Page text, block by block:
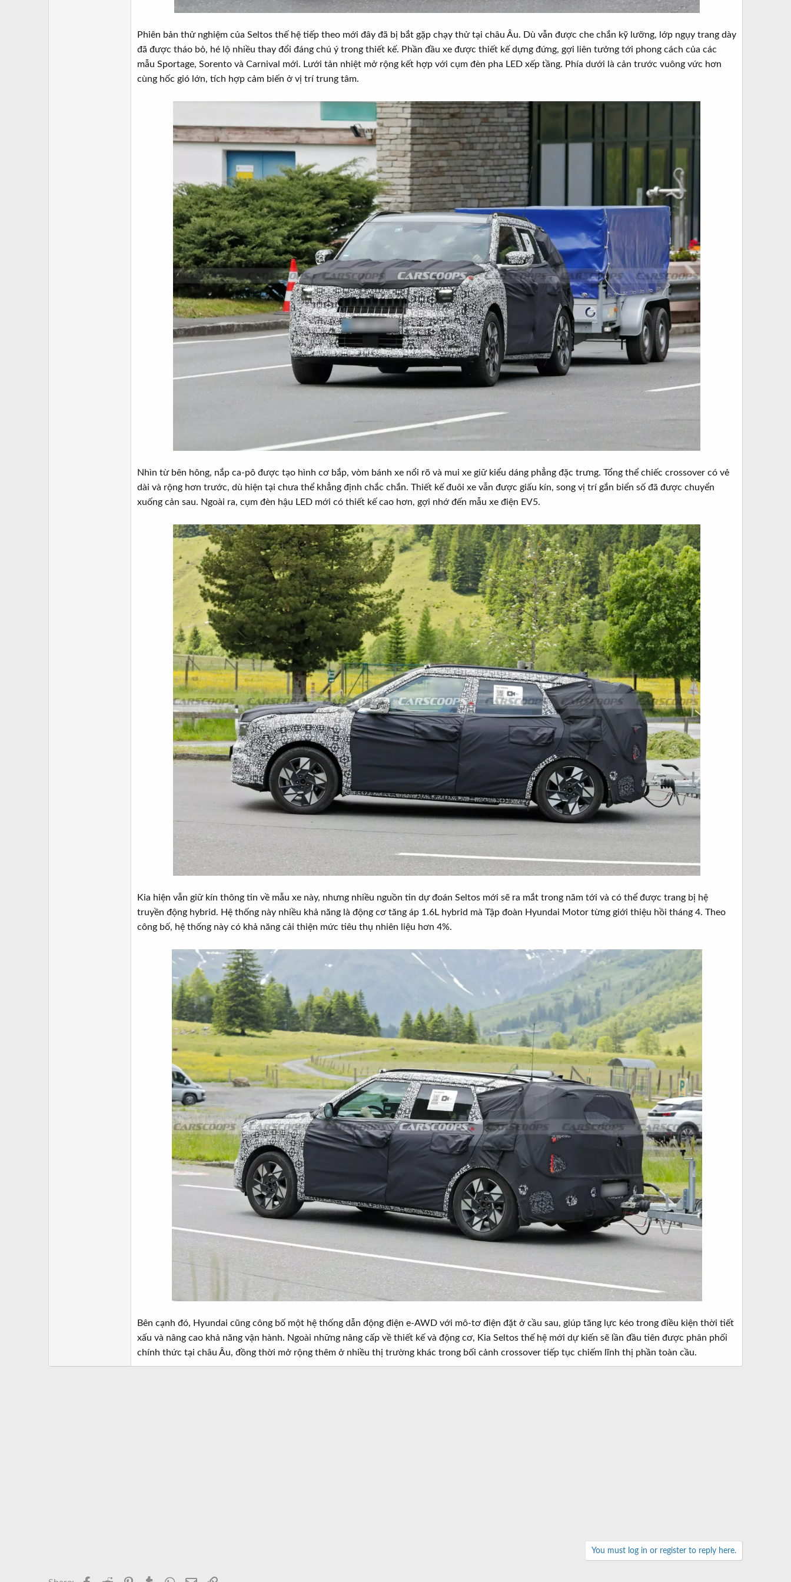
Phiên bản thử nghiệm của Seltos thế hệ tiếp theo mới đây đã bị bắt gặp chạy thử tại châu Âu. Dù vẫn được che chắn kỹ lưỡng, lớp ngụy trang dày
đã được tháo bỏ, hé lộ nhiều thay đổi đáng chú ý trong thiết kế. Phần đầu xe được thiết kế dựng đứng, gợi liên tưởng tới phong cách của các
mẫu Sportage, Sorento và Carnival mới. Lưới tản nhiệt mở rộng kết hợp với cụm đèn pha LED xếp tầng. Phía dưới là cản trước vuông vức hơn
cùng hốc gió lớn, tích hợp cảm biến ở vị trí trung tâm.
Nhìn từ bên hông, nắp ca-pô được tạo hình cơ bắp, vòm bánh xe nổi rõ và mui xe giữ kiểu dáng phẳng đặc trưng. Tổng thể chiếc crossover có vẻ
dài và rộng hơn trước, dù hiện tại chưa thể khẳng định chắc chắn. Thiết kế đuôi xe vẫn được giấu kín, song vị trí gắn biển số đã được chuyển
xuống cản sau. Ngoài ra, cụm đèn hậu LED mới có thiết kế cao hơn, gợi nhớ đến mẫu xe điện EV5.
Kia hiện vẫn giữ kín thông tin về mẫu xe này, nhưng nhiều nguồn tin dự đoán Seltos mới sẽ ra mắt trong năm tới và có thể được trang bị hệ
truyền động hybrid. Hệ thống này nhiều khả năng là động cơ tăng áp 1.6L hybrid mà Tập đoàn Hyundai Motor từng giới thiệu hồi tháng 4. Theo
công bố, hệ thống này có khả năng cải thiện mức tiêu thụ nhiên liệu hơn 4%.
Bên cạnh đó, Hyundai cũng công bố một hệ thống dẫn động điện e-AWD với mô-tơ điện đặt ở cầu sau, giúp tăng lực kéo trong điều kiện thời tiết
xấu và nâng cao khả năng vận hành. Ngoài những nâng cấp về thiết kế và động cơ, Kia Seltos thế hệ mới dự kiến sẽ lần đầu tiên được phân phối
chính thức tại châu Âu, đồng thời mở rộng thêm ở nhiều thị trường khác trong bối cảnh crossover tiếp tục chiếm lĩnh thị phần toàn cầu.
You must log in or register to reply here.